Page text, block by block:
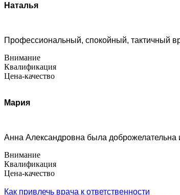
Наталья
Профессиональный, спокойный, тактичный
Внимание
Квалификация
Цена-качество
Мария
Анна Александровна была доброжелательна
Внимание
Квалификация
Цена-качество
Как привлечь врача к ответственности